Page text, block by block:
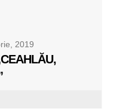
2019